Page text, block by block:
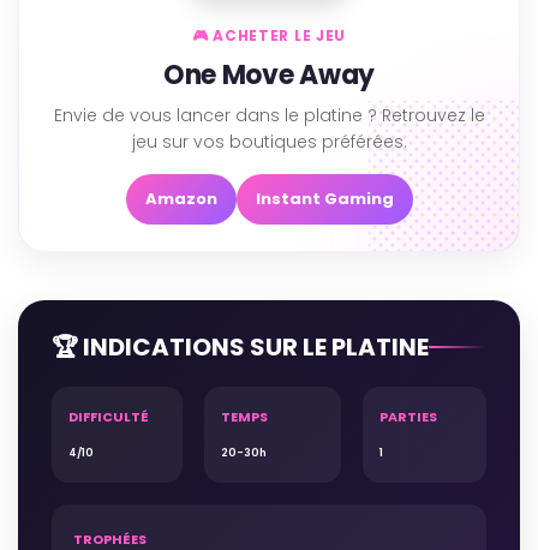
🎮 ACHETER LE JEU
One Move Away
Envie de vous lancer dans le platine ? Retrouvez le
jeu sur vos boutiques préférées.
Amazon Instant Gaming
🏆 INDICATIONS SUR LE PLATINE
DIFFICULTÉ
4/10
TEMPS
20-30h
PARTIES
1
TROPHÉES